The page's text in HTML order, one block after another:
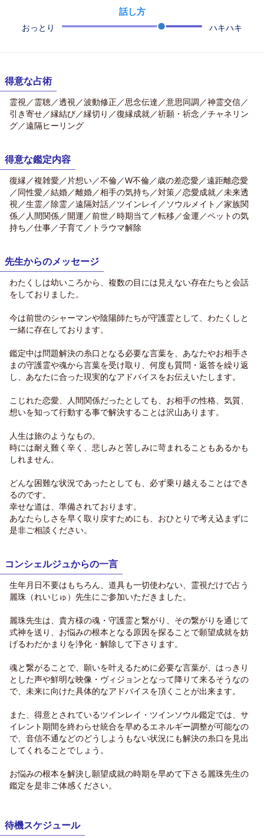
話し方
おっとり ハキハキ
得意な占術
霊視／霊聴／透視／波動修正／思念伝達／意思同調／神霊交信／
引き寄せ／縁結び／縁切り／復縁成就／祈願・祈念／チャネリン
グ／遠隔ヒーリング
得意な鑑定内容
復縁／複雑愛／片想い／不倫／W不倫／歳の差恋愛／遠距離恋愛
／同性愛／結婚／離婚／相手の気持ち／対策／恋愛成就／未来透
視／生霊／除霊／遠隔対話／ツインレイ／ソウルメイト／家族関
係／人間関係／開運／前世／時期当て／転移／金運／ペットの気
持ち／仕事／子育て／トラウマ解除
先生からのメッセージ
わたくしは幼いころから、複数の目には見えない存在たちと会話
をしておりました。
今は前世のシャーマンや陰陽師たちが守護霊として、わたくしと
一緒に存在しております。
鑑定中は問題解決の糸口となる必要な言葉を、あなたやお相手さ
まの守護霊や魂から言葉を受け取り、何度も質問・返答を繰り返
し、あなたに合った現実的なアドバイスをお伝えいたします。
こじれた恋愛、人間関係だったとしても、お相手の性格、気質、
想いを知って行動する事で解決することは沢山あります。
人生は旅のようなもの。
時には耐え難く辛く、悲しみと苦しみに苛まれることもあるかも
しれません。
どんな困難な状況であったとしても、必ず乗り越えることはでき
るのです。
幸せな道は、準備されております。
あなたらしさを早く取り戻すためにも、おひとりで考え込まずに
是非ご相談ください。
コンシェルジュからの一言
生年月日不要はもちろん、道具も一切使わない、霊視だけで占う
麗珠（れいじゅ）先生にご参加いただきました。
麗珠先生は、貴方様の魂・守護霊と繋がり、その繋がりを通じて
式神を送り、お悩みの根本となる原因を探ることで願望成就を妨
げるわだかまりを浄化・解除して下さります。
魂と繋がることで、願いを叶えるために必要な言葉が、はっきり
とした声や鮮明な映像・ヴィジョンとなって降りて来るそうなの
で、未来に向けた具体的なアドバイスを頂くことが出来ます。
また、得意とされているツインレイ・ツインソウル鑑定では、サ
イレント期間を終わらせ統合を早めるエネルギー調整が可能なの
で、音信不通などのどうしようもない状況にも解決の糸口を見出
してくれることでしょう。
お悩みの根本を解決し願望成就の時期を早めて下さる麗珠先生の
鑑定を是非ご体感ください。
待機スケジュール